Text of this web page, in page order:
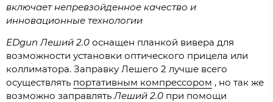
включает непревзойденное качество и
инновационные технологии
EDgun Леший 2.0 оснащен планкой вивера для
возможности установки оптического прицела или
коллиматора. Заправку Лешего 2 лучше всего
осуществлять портативным компрессором , но так же
возможно заправлятьЛеший 2.0 при помощи